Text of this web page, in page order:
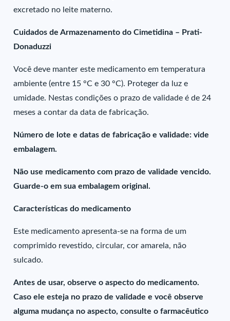
excretado no leite materno.
Cuidados de Armazenamento do Cimetidina – Prati-
Donaduzzi
Você deve manter este medicamento em temperatura
ambiente (entre 15 °C e 30 °C). Proteger da luz e
umidade. Nestas condições o prazo de validade é de 24
meses a contar da data de fabricação.
Número de lote e datas de fabricação e validade: vide
embalagem.
Não use medicamento com prazo de validade vencido.
Guarde-o em sua embalagem original.
Características do medicamento
Este medicamento apresenta-se na forma de um
comprimido revestido, circular, cor amarela, não
sulcado.
Antes de usar, observe o aspecto do medicamento.
Caso ele esteja no prazo de validade e você observe
alguma mudança no aspecto, consulte o farmacêutico